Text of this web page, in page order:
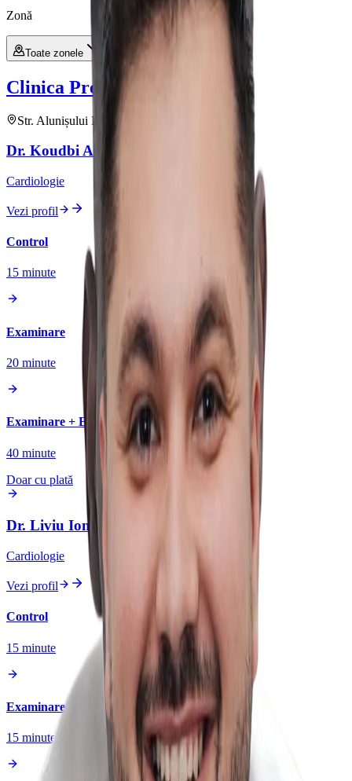
Zonă
Toate zonele
Clinica Prevencia Alunisului
Str. Alunișului Nr. 199
Dr. Koudbi Alassane
Cardiologie
Vezi profil
Control
15 minute
Examinare
20 minute
Examinare + Ecocardiografie
40 minute
Doar cu plată
Dr. Liviu Ionuț
Cardiologie
Vezi profil
Control
15 minute
Examinare
15 minute